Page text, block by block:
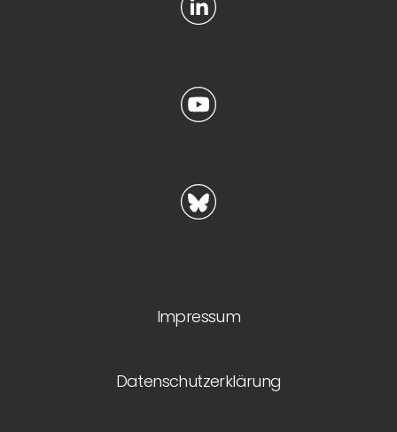
Impressum
Datenschutzerklärung